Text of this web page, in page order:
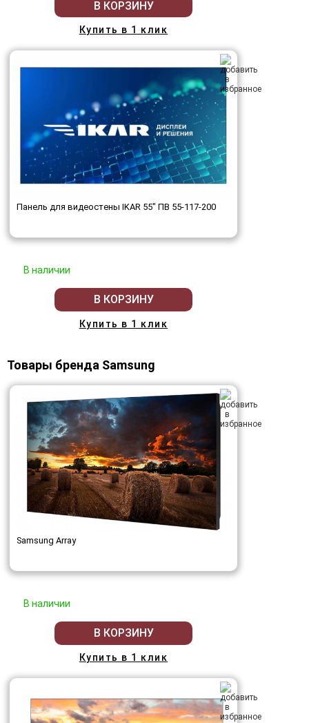
В КОРЗИНУ
Купить в 1 клик
Панель для видеостены IKAR 55" ПВ 55-117-200
В наличии
В КОРЗИНУ
Купить в 1 клик
Товары бренда Samsung
Samsung Array
В наличии
В КОРЗИНУ
Купить в 1 клик